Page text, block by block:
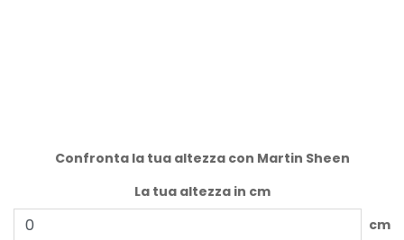
Confronta la tua altezza con Martin Sheen
La tua altezza in cm
cm